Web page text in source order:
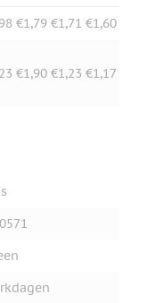
€1,79 €1,71 €1,60
€1,90 €1,23 €1,17